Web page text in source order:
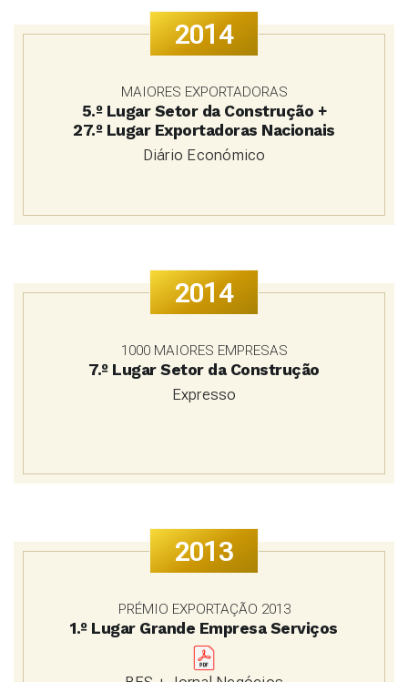
2014
MAIORES EXPORTADORAS
5.º LugarSetor da Construção +
27.º LugarExportadoras Nacionais
Diário Económico
2014
1000 MAIORES EMPRESAS
7.º Lugar Setor da Construção
Expresso
2013
PRÉMIO EXPORTAÇÃO 2013
1.º Lugar Grande Empresa Serviços